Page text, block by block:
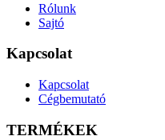
Rólunk
Sajtó
Kapcsolat
Kapcsolat
Cégbemutató
TERMÉKEK